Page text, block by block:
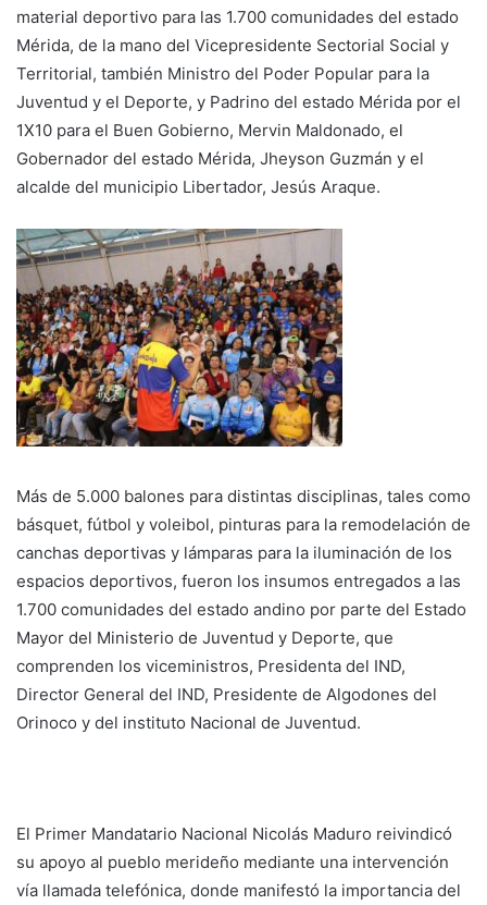
material deportivo para las 1.700 comunidades del estado
Mérida, de la mano del Vicepresidente Sectorial Social y
Territorial, también Ministro del Poder Popular para la
Juventud y el Deporte, y Padrino del estado Mérida por el
1X10 para el Buen Gobierno, Mervin Maldonado, el
Gobernador del estado Mérida, Jheyson Guzmán y el
alcalde del municipio Libertador, Jesús Araque.
Más de 5.000 balones para distintas disciplinas, tales como
básquet, fútbol y voleibol, pinturas para la remodelación de
canchas deportivas y lámparas para la iluminación de los
espacios deportivos, fueron los insumos entregados a las
1.700 comunidades del estado andino por parte del Estado
Mayor del Ministerio de Juventud y Deporte, que
comprenden los viceministros, Presidenta del IND,
Director General del IND, Presidente de Algodones del
Orinoco y del instituto Nacional de Juventud.
El Primer Mandatario Nacional Nicolás Maduro reivindicó
su apoyo al pueblo merideño mediante una intervención
vía llamada telefónica, donde manifestó la importancia del